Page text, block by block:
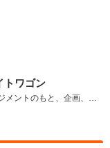
トワゴン
メントのもと、企画、開
開発のCVTをはじめ、新